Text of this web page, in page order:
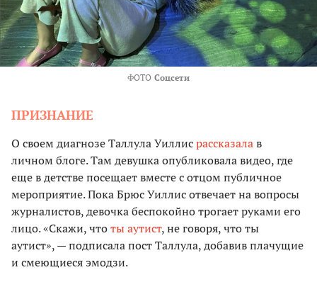
ФОТО Соцсети
ПРИЗНАНИЕ
О своем диагнозе Таллула Уиллисрассказалав
личном блоге. Там девушка опубликовала видео, где
еще в детстве посещает вместе с отцом публичное
мероприятие. Пока Брюс Уиллис отвечает на вопросы
журналистов, девочка беспокойно трогает руками его
лицо. «Скажи, чтоты аутист, не говоря, что ты
аутист», — подписала пост Таллула, добавив плачущие
и смеющиеся эмодзи.